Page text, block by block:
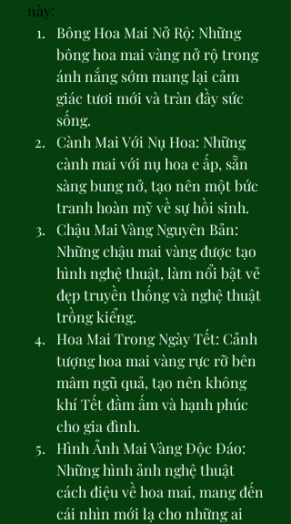
này:
Bông Hoa Mai Nở Rộ: Những
bông hoa mai vàng nở rộ trong
ánh nắng sớm mang lại cảm
giác tươi mới và tràn đầy sức
sống.
Cành Mai Với Nụ Hoa: Những
cành mai với nụ hoa e ấp, sẵn
sàng bung nở, tạo nên một bức
tranh hoàn mỹ về sự hồi sinh.
Chậu Mai Vàng Nguyên Bản:
Những chậu mai vàng được tạo
hình nghệ thuật, làm nổi bật vẻ
đẹp truyền thống và nghệ thuật
trồng kiểng.
Hoa Mai Trong Ngày Tết: Cảnh
tượng hoa mai vàng rực rỡ bên
mâm ngũ quả, tạo nên không
khí Tết đầm ấm và hạnh phúc
cho gia đình.
Hình Ảnh Mai Vàng Độc Đáo:
Những hình ảnh nghệ thuật
cách điệu về hoa mai, mang đến
cái nhìn mới lạ cho những ai